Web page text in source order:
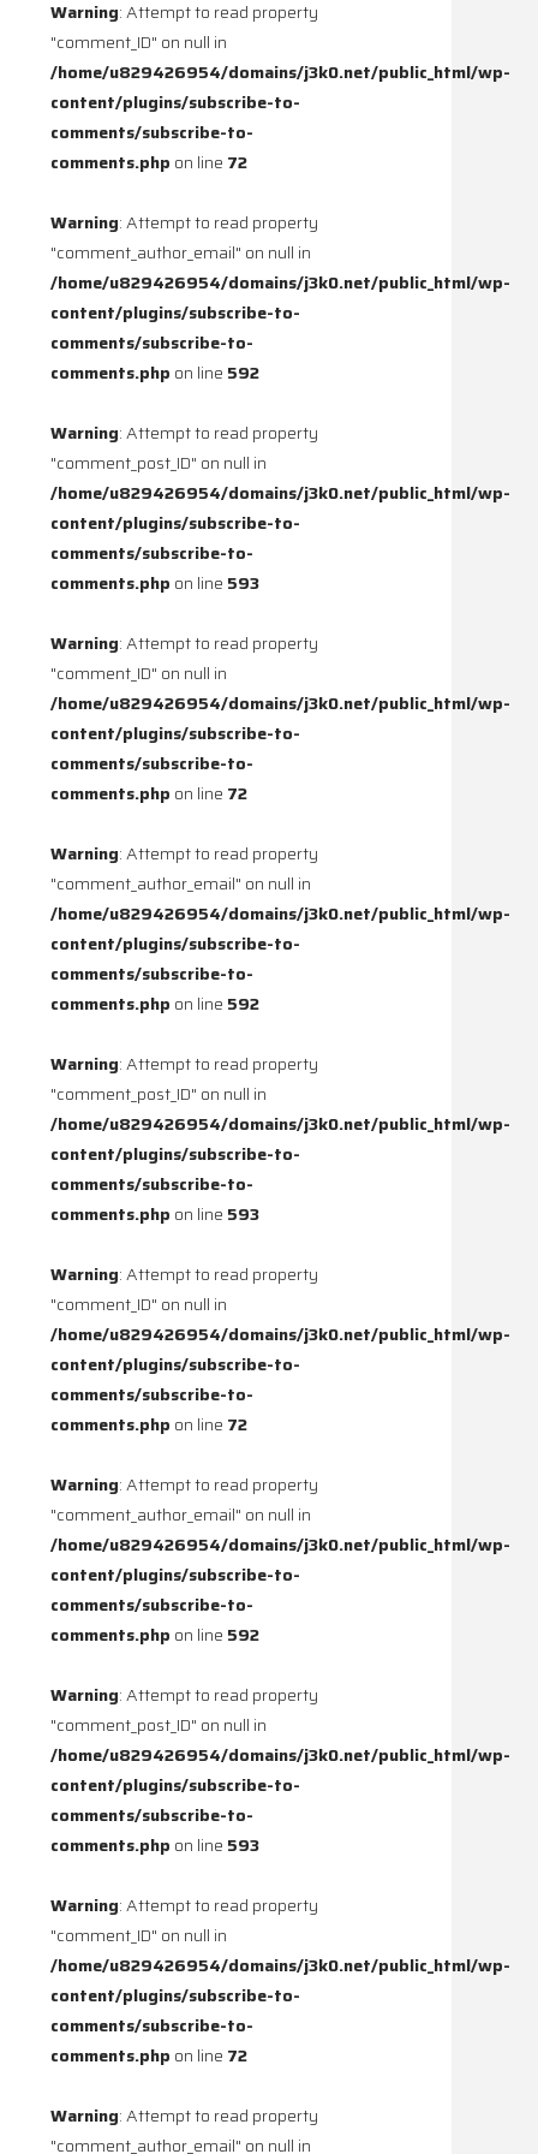
Warning: Attempt to read property
"comment_ID" on null in
/home/u829426954/domains/j3k0.net/public_html/wp-
content/plugins/subscribe-to-
comments/subscribe-to-
comments.php on line 72
Warning: Attempt to read property
"comment_author_email" on null in
/home/u829426954/domains/j3k0.net/public_html/wp-
content/plugins/subscribe-to-
comments/subscribe-to-
comments.php on line 592
Warning: Attempt to read property
"comment_post_ID" on null in
/home/u829426954/domains/j3k0.net/public_html/wp-
content/plugins/subscribe-to-
comments/subscribe-to-
comments.php on line 593
Warning: Attempt to read property
"comment_ID" on null in
/home/u829426954/domains/j3k0.net/public_html/wp-
content/plugins/subscribe-to-
comments/subscribe-to-
comments.php on line 72
Warning: Attempt to read property
"comment_author_email" on null in
/home/u829426954/domains/j3k0.net/public_html/wp-
content/plugins/subscribe-to-
comments/subscribe-to-
comments.php on line 592
Warning: Attempt to read property
"comment_post_ID" on null in
/home/u829426954/domains/j3k0.net/public_html/wp-
content/plugins/subscribe-to-
comments/subscribe-to-
comments.php on line 593
Warning: Attempt to read property
"comment_ID" on null in
/home/u829426954/domains/j3k0.net/public_html/wp-
content/plugins/subscribe-to-
comments/subscribe-to-
comments.php on line 72
Warning: Attempt to read property
"comment_author_email" on null in
/home/u829426954/domains/j3k0.net/public_html/wp-
content/plugins/subscribe-to-
comments/subscribe-to-
comments.php on line 592
Warning: Attempt to read property
"comment_post_ID" on null in
/home/u829426954/domains/j3k0.net/public_html/wp-
content/plugins/subscribe-to-
comments/subscribe-to-
comments.php on line 593
Warning: Attempt to read property
"comment_ID" on null in
/home/u829426954/domains/j3k0.net/public_html/wp-
content/plugins/subscribe-to-
comments/subscribe-to-
comments.php on line 72
Warning: Attempt to read property
"comment_author_email" on null in